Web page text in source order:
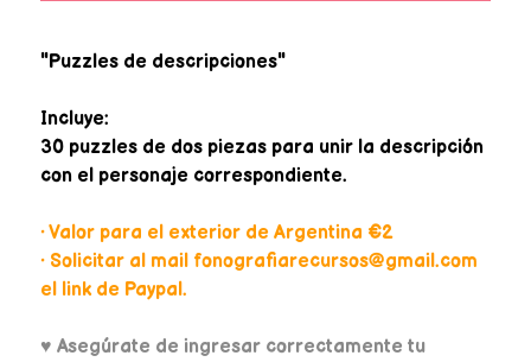
"Puzzles de descripciones"
Incluye:
30 puzzles de dos piezas para unir la descripción
con el personaje correspondiente.
• Valor para el exterior de Argentina €2
• Solicitar al mail fonografiarecursos@gmail.com
el link de Paypal.
♥ Asegúrate de ingresar correctamente tu